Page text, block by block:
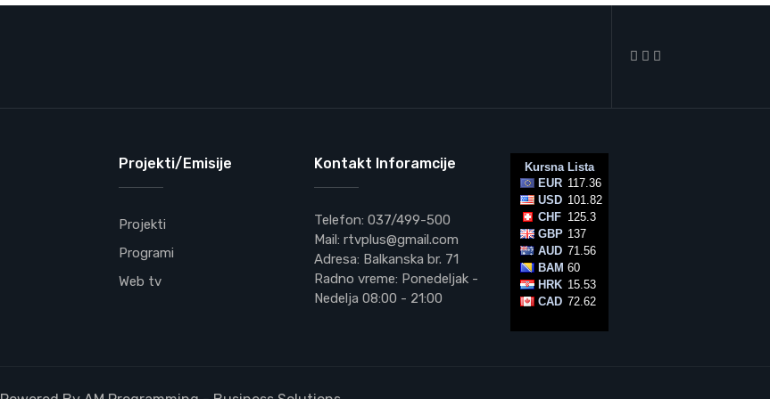
Projekti/Emisije
Projekti
Programi
Web tv
Kontakt Inforamcije
Telefon: 037/499-500
Mail: rtvplus@gmail.com
Adresa: Balkanska br. 71
Radno vreme: Ponedeljak -
Nedelja 08:00 - 21:00